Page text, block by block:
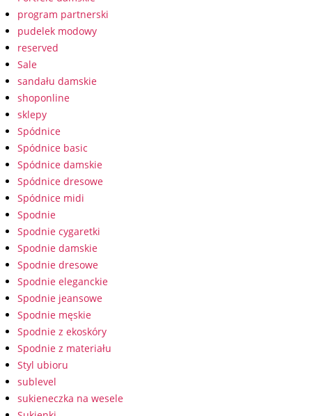
program partnerski
pudelek modowy
reserved
Sale
sandału damskie
shoponline
sklepy
Spódnice
Spódnice basic
Spódnice damskie
Spódnice dresowe
Spódnice midi
Spodnie
Spodnie cygaretki
Spodnie damskie
Spodnie dresowe
Spodnie eleganckie
Spodnie jeansowe
Spodnie męskie
Spodnie z ekoskóry
Spodnie z materiału
Styl ubioru
sublevel
sukieneczka na wesele